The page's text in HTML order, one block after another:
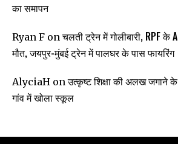
का समापन
Ryan F onचलती ट्रेन में गोलीबारी, RPF के
मौत, जयपुर-मुंबई ट्रेन में पालघर के पास फायरिंग
AlyciaH onउत्कृष्ट शिक्षा की अलख जगाने
गांव में खोला स्कूल